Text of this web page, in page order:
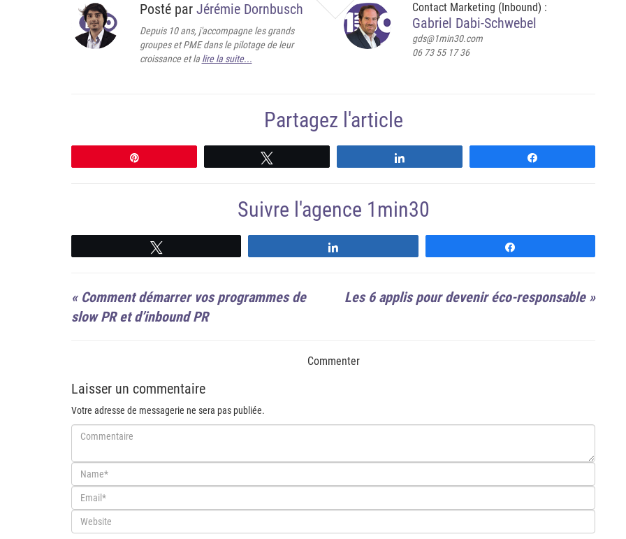
Posté par Jérémie Dornbusch
Depuis 10 ans, j'accompagne les grands
groupes et PME dans le pilotage de leur
croissance et la lire la suite...
Contact Marketing (Inbound) :
Gabriel Dabi-Schwebel
gds@1min30.com
06 73 55 17 36
Partagez l'article
Suivre l'agence 1min30
« Comment démarrer vos programmes de
slow PR et d’inbound PR
Les 6 applis pour devenir éco-responsable»
Commenter
Laisser un commentaire
Votre adresse de messagerie ne sera pas publiée.